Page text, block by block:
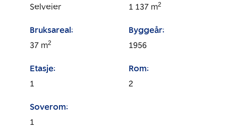
Selveier
1 137 m2
Bruksareal:
37 m2
Byggeår:
1956
Etasje:
1
Rom:
2
Soverom:
1